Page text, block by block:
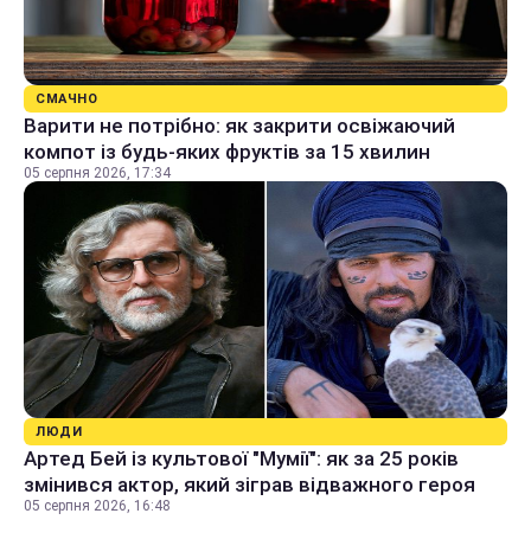
СМАЧНО
Варити не потрібно: як закрити освіжаючий
компот із будь-яких фруктів за 15 хвилин
05 серпня 2026, 17:34
ЛЮДИ
Артед Бей із культової "Мумії": як за 25 років
змінився актор, який зіграв відважного героя
05 серпня 2026, 16:48